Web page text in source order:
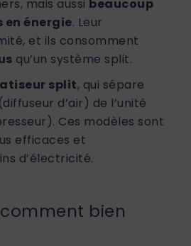
mais aussi beaucoup
énergie. Leur
et ils consomment
qu’un système split.
split, qui sépare
d’air) de l’unité
Ces modèles sont
efficaces et
d’électricité.
bien